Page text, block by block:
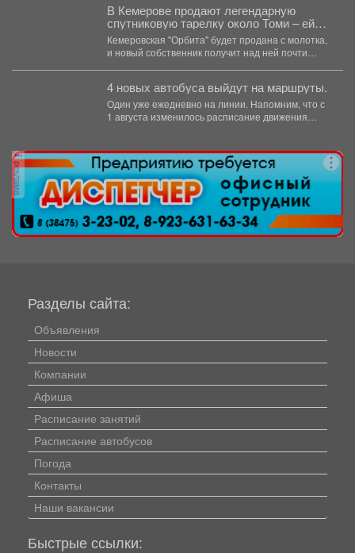
В Кемерове продают легендарную
спутниковую тарелку около Томи – ей
грозит снос?
Кемеровская "Орбита" будет продана с молотка,
и новый собственник получит над ней почти
4 новых автобуса выйдут на маршруты.
Один уже ежедневно на линии. Напомним, что с
1 августа изменилось расписание движения
реклама
Разделы сайта:
Объявления
Новости
Компании
Афиша
Расписание занятий
Расписание автобусов
Погода
Контакты
Наши вакансии
Быстрые ссылки: